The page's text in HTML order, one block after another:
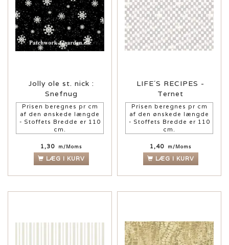
Jolly ole st. nick :
Snefnug
Prisen beregnes pr cm
af den ønskede længde
- Stoffets Bredde er 110
cm.
1,30 m/Moms
LÆG I KURV
LIFE´S RECIPES -
Ternet
Prisen beregnes pr cm
af den ønskede længde
- Stoffets Bredde er 110
cm.
1,40 m/Moms
LÆG I KURV